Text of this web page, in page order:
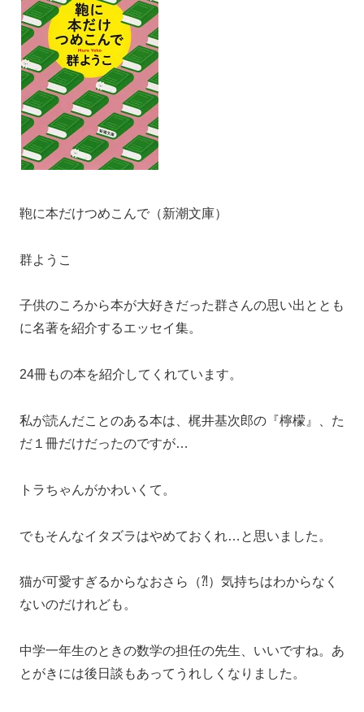
鞄に本だけつめこんで（新潮文庫）
群ようこ
子供のころから本が大好きだった群さんの思い出ととも
に名著を紹介するエッセイ集。
24冊もの本を紹介してくれています。
私が読んだことのある本は、梶井基次郎の『檸檬』、た
だ１冊だけだったのですが…
トラちゃんがかわいくて。
でもそんなイタズラはやめておくれ…と思いました。
猫が可愛すぎるからなおさら（⁈）気持ちはわからなく
ないのだけれども。
中学一年生のときの数学の担任の先生、いいですね。あ
とがきには後日談もあってうれしくなりました。